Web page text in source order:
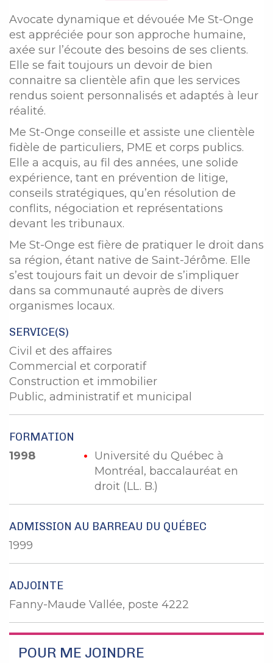
Avocate dynamique et dévouée Me St-Onge
est appréciée pour son approche humaine,
axée sur l’écoute des besoins de ses clients.
Elle se fait toujours un devoir de bien
connaitre sa clientèle afin que les services
rendus soient personnalisés et adaptés à leur
réalité.
Me St-Onge conseille et assiste une clientèle
fidèle de particuliers, PME et corps publics.
Elle a acquis, au fil des années, une solide
expérience, tant en prévention de litige,
conseils stratégiques, qu’en résolution de
conflits, négociation et représentations
devant les tribunaux.
Me St-Onge est fière de pratiquer le droit dans
sa région, étant native de Saint-Jérôme. Elle
s’est toujours fait un devoir de s’impliquer
dans sa communauté auprès de divers
organismes locaux.
SERVICE(S)
Civil et des affaires
Commercial et corporatif
Construction et immobilier
Public, administratif et municipal
FORMATION
1998
Université du Québec à
Montréal, baccalauréat en
droit (LL. B.)
ADMISSION AU BARREAU DU QUÉBEC
1999
ADJOINTE
Fanny-Maude Vallée, poste 4222
POUR ME JOINDRE